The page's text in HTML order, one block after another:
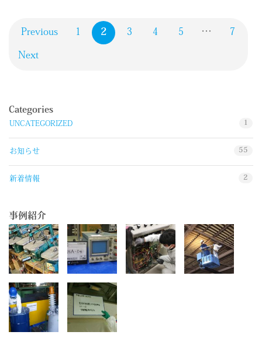
Previous 1 2 3 4 5 … 7
Next
Categories
UNCATEGORIZED 1
お知らせ 55
新着情報 2
事例紹介